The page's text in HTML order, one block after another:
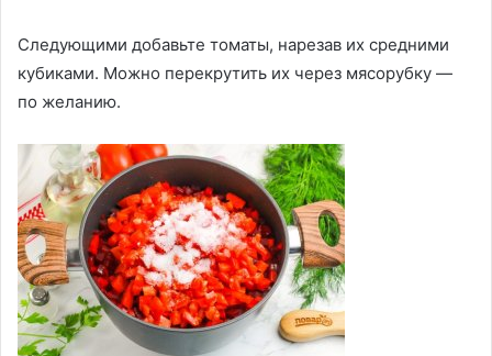
Следующими добавьте томаты, нарезав их средними
кубиками. Можно перекрутить их через мясорубку —
по желанию.